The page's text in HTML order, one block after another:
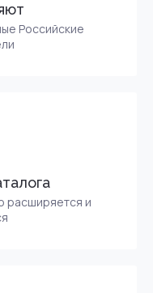
Российские
расширяется и